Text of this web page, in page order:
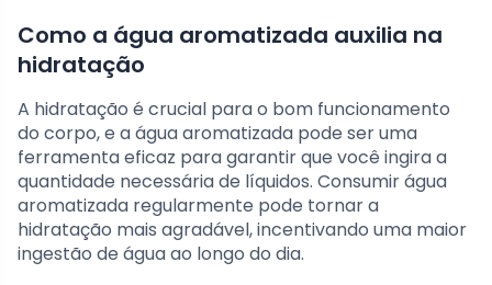
Como a água aromatizada auxilia na
hidratação
A hidratação é crucial para o bom funcionamento
do corpo, e a água aromatizada pode ser uma
ferramenta eficaz para garantir que você ingira a
quantidade necessária de líquidos. Consumir água
aromatizada regularmente pode tornar a
hidratação mais agradável, incentivando uma maior
ingestão de água ao longo do dia.